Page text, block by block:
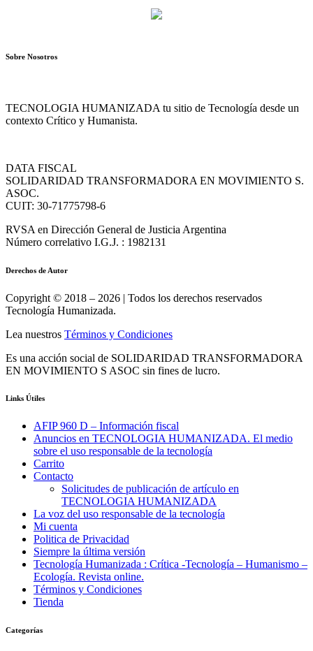
Sobre Nosotros
TECNOLOGIA HUMANIZADA tu sitio de Tecnología desde un
contexto Crítico y Humanista.
DATA FISCAL
SOLIDARIDAD TRANSFORMADORA EN MOVIMIENTO S.
ASOC.
CUIT: 30-71775798-6
RVSA en Dirección General de Justicia Argentina
Número correlativo I.G.J. : 1982131
Derechos de Autor
Copyright © 2018 – 2026 | Todos los derechos reservados
Tecnología Humanizada.
Lea nuestros Términos y Condiciones
Es una acción social de SOLIDARIDAD TRANSFORMADORA
EN MOVIMIENTO S ASOC sin fines de lucro.
Links Útiles
AFIP 960 D – Información fiscal
Anuncios en TECNOLOGIA HUMANIZADA. El medio
sobre el uso responsable de la tecnología
Carrito
Contacto
Solicitudes de publicación de artículo en
TECNOLOGIA HUMANIZADA
La voz del uso responsable de la tecnología
Mi cuenta
Politica de Privacidad
Siempre la última versión
Tecnología Humanizada : Crítica -Tecnología – Humanismo –
Ecología. Revista online.
Términos y Condiciones
Tienda
Categorías